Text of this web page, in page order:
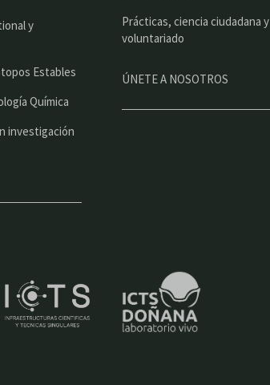
y
Estables
Química
investigación
Prácticas, ciencia ciudadana y
voluntariado
ÚNETE A NOSOTROS